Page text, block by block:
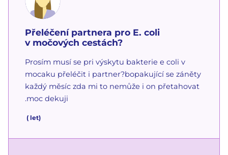
Přeléčení partnera pro E. coli
v močových cestách?
Prosím musí se pri výskytu bakterie e coli v
mocaku přeléčit i partner?bopakující se záněty
každý měsíc zda mi to nemůže i on přetahovat
.moc dekuji
( let)